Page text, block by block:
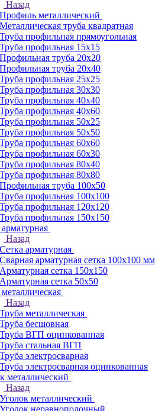
Назад
Профиль металлический
Металлическая труба квадратная
Труба профильная прямоугольная
Труба профильная 15х15
Профильная труба 20х20
Профильная труба 20х40
Труба профильная 25х25
Труба профильная 30x30
Труба профильная 40х40
Труба профильная 40х60
Труба профильная 50х25
Труба профильная 50х50
Труба профильная 60x60
Труба профильная 60х30
Труба профильная 80х40
Труба профильная 80х80
Профильная труба 100х50
Труба профильная 100х100
Труба профильная 120х120
Труба профильная 150х150
Назад
Сетка арматурная
Сварная арматурная сетка 100х100 мм
Арматурная сетка 150х150
Арматурная сетка 50х50
Назад
Труба металлическая
Труба бесшовная
Труба ВГП оцинкованная
Труба стальная ВГП
Труба электросварная
Труба электросварная оцинкованная
металлический
Назад
Уголок металлический
Уголок неравнополочный